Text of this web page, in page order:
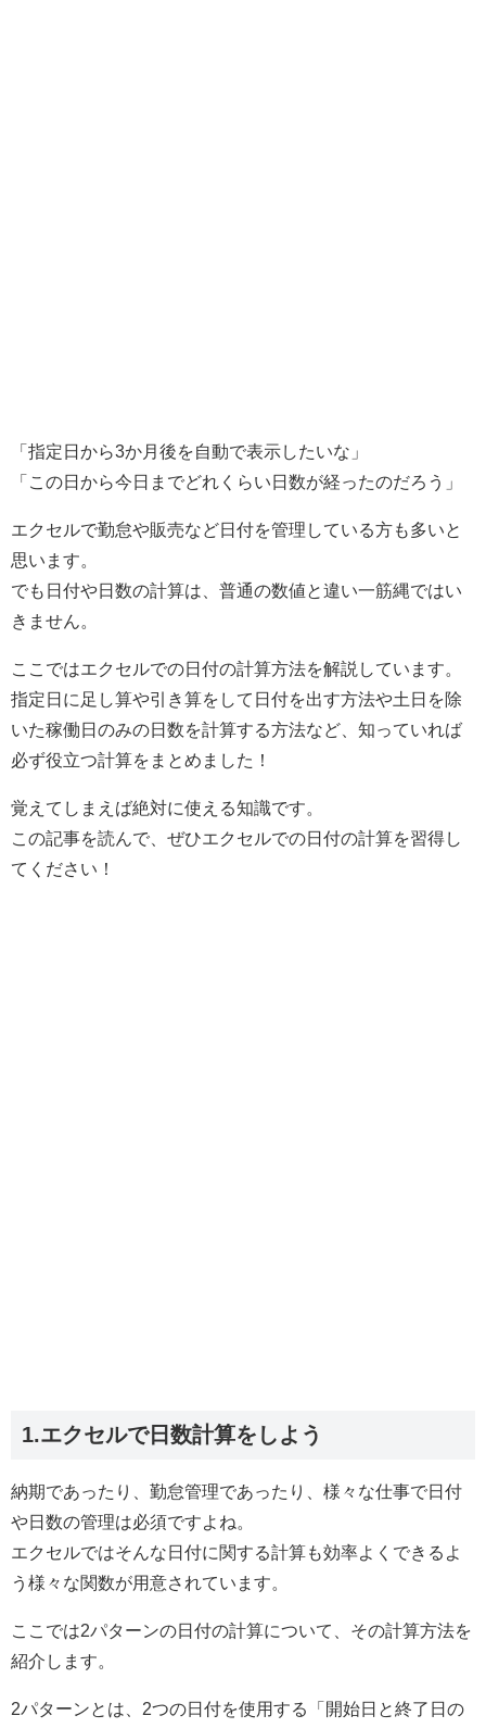
「指定日から3か月後を自動で表示したいな」
「この日から今日までどれくらい日数が経ったのだろう」
エクセルで勤怠や販売など日付を管理している方も多いと
思います。
でも日付や日数の計算は、普通の数値と違い一筋縄ではい
きません。
ここではエクセルでの日付の計算方法を解説しています。
指定日に足し算や引き算をして日付を出す方法や土日を除
いた稼働日のみの日数を計算する方法など、知っていれば
必ず役立つ計算をまとめました！
覚えてしまえば絶対に使える知識です。
この記事を読んで、ぜひエクセルでの日付の計算を習得し
てください！
1.エクセルで日数計算をしよう
納期であったり、勤怠管理であったり、様々な仕事で日付
や日数の管理は必須ですよね。
エクセルではそんな日付に関する計算も効率よくできるよ
う様々な関数が用意されています。
ここでは2パターンの日付の計算について、その計算方法を
紹介します。
2パターンとは、2つの日付を使用する「開始日と終了日の